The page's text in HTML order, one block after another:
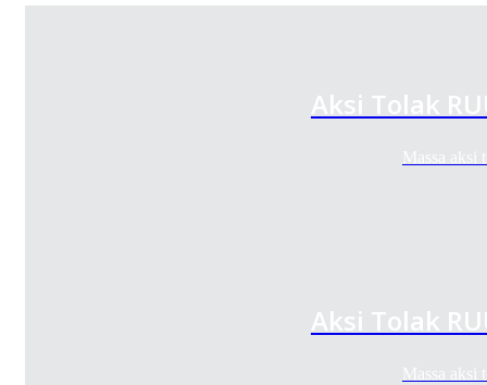
Aksi Tolak
Massa aksi
Aksi Tolak
Massa aksi